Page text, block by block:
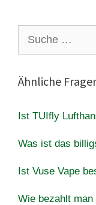
nach:
Ähnliche
Ist TUIfly
Was ist das
Ist Vuse Vape
Wie bezahlt